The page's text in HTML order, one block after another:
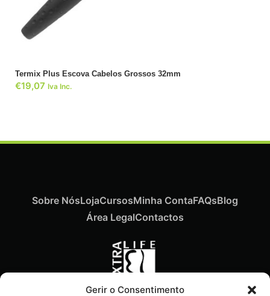
Gerir o Consentimento
Termix Plus Escova Cabelos Grossos 32mm
€19,07 Iva Inc.
Sobre NósLojaCursosMinha ContaFAQsBlog
Área LegalContactos